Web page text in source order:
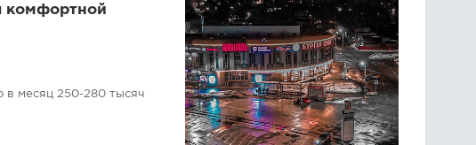
комфортной
в месяц 250-280 тысяч